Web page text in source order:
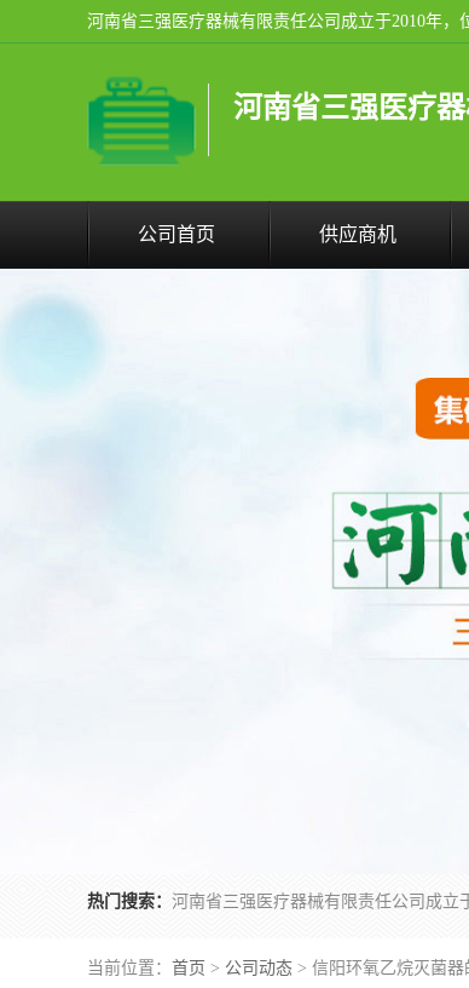
河南省三强医疗
公司首页 供应商机
热门搜索：
当前位置： 首页 > 公司动态 > 信阳环氧乙烷灭菌器